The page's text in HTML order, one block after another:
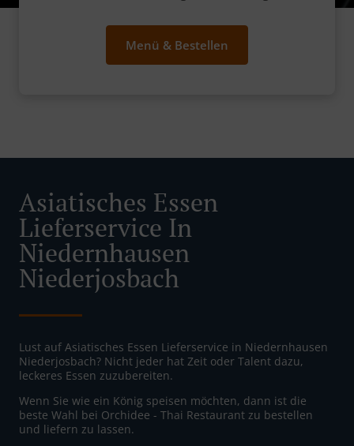
Menü & Bestellen
Asiatisches Essen
Lieferservice In
Niedernhausen
Niederjosbach
Lust auf Asiatisches Essen Lieferservice in Niedernhausen
Niederjosbach? Nicht jeder hat Zeit oder Talent dazu,
leckeres Essen zuzubereiten.
Wenn Sie wie ein König speisen möchten, dann ist die
beste Wahl bei Orchidee - Thai Restaurant zu bestellen
und liefern zu lassen.